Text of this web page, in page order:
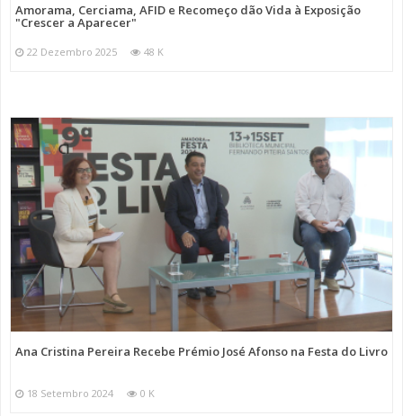
Amorama, Cerciama, AFID e Recomeço dão Vida à Exposição
"Crescer a Aparecer"
22 Dezembro 2025 48 K
Ana Cristina Pereira Recebe Prémio José Afonso na Festa do Livro
18 Setembro 2024 0 K